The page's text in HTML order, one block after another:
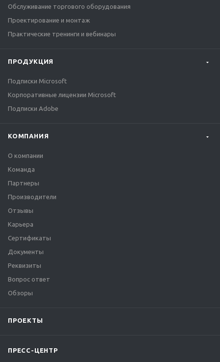
Обслуживание торгового оборудования
Проектирование и монтаж
Практические тренинги и вебинары
ПРОДУКЦИЯ
Подписки Microsoft
Корпоративные лицензии Microsoft
Подписки Adobe
КОМПАНИЯ
О компании
Команда
Партнеры
Производители
Отзывы
Карьера
Сертификаты
Документы
Реквизиты
Вопрос ответ
Обзоры
ПРОЕКТЫ
ПРЕСС-ЦЕНТР